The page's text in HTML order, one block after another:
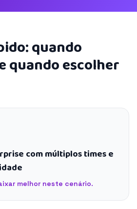
quando
quando escolher
com múltiplos times e
melhor neste cenário.